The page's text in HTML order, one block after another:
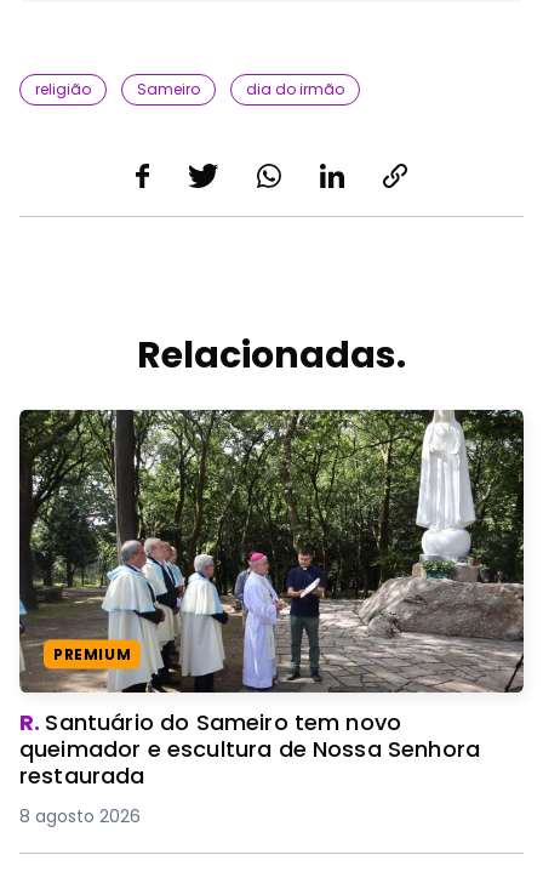
religião Sameiro dia do irmão
Relacionadas.
PREMIUM
R. Santuário do Sameiro tem novo
queimador e escultura de Nossa Senhora
restaurada
8 agosto 2026